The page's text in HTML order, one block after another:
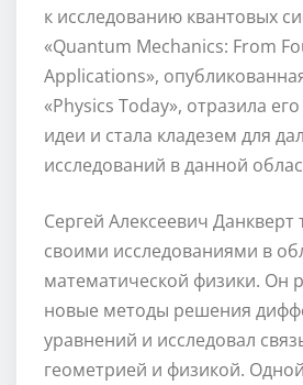
к исследованию квантовых
«Quantum Mechanics: From
Applications»,
«Physics Today», отразила
идеи и стала кладезем для
исследований в данной
Сергей Алексеевич Данкверт
своими исследованиями в
математической физики. Он
новые методы решения
уравнений и исследовал
геометрией и физикой.